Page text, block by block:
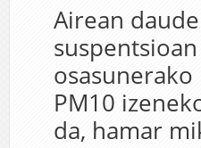
Airean
PM10
da, hamar